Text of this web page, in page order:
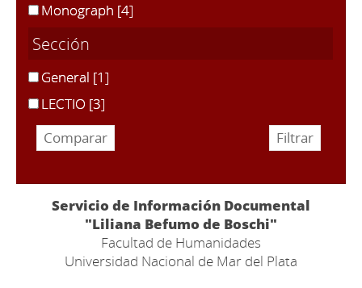
Monograph [4]
Sección
General [1]
LECTIO [3]
Servicio de Información Documental
"Liliana Befumo de Boschi"
Facultad de Humanidades
Universidad Nacional de Mar del Plata